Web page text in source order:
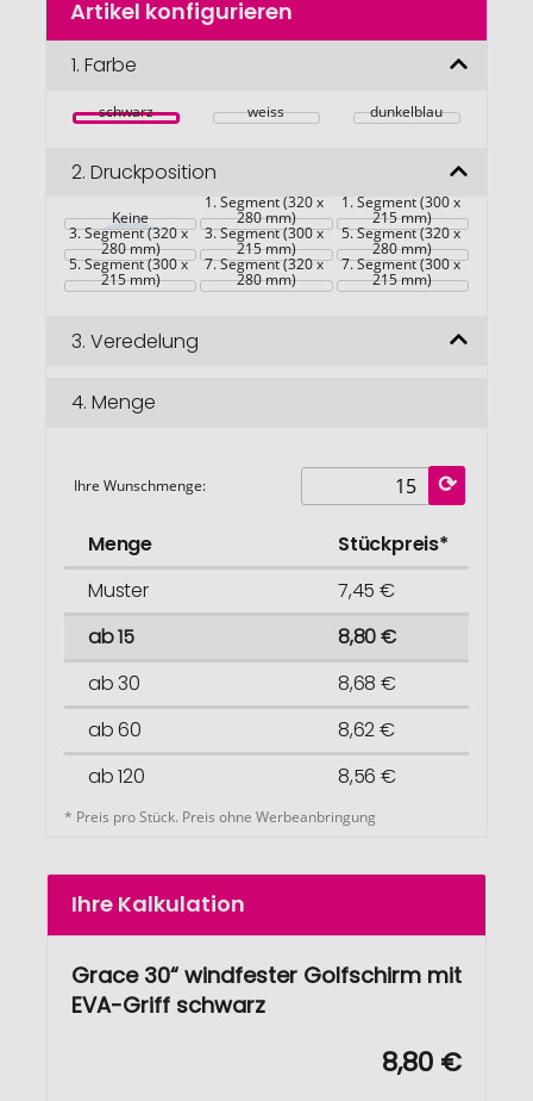
Anfang
Bildgalerie
Artikel konfigurieren
1. Farbe
schwarz weiss dunkelblau
2. Druckposition
Keine
1. Segment (320 x
280 mm)
1. Segment (300 x
215 mm)
3. Segment (320 x
280 mm)
3. Segment (300 x
215 mm)
5. Segment (320 x
280 mm)
5. Segment (300 x
215 mm)
7. Segment (320 x
280 mm)
7. Segment (300 x
215 mm)
3. Veredelung
4. Menge
Ihre Wunschmenge:
Menge
Stückpreis*
Muster
7,45 €
ab 15
8,80 €
ab 30
8,68 €
ab 60
8,62 €
ab 120
8,56 €
* Preis pro Stück. Preis ohne Werbeanbringung
Ihre Kalkulation
Grace 30“ windfester Golfschirm mit
EVA-Griff schwarz
8,80 €